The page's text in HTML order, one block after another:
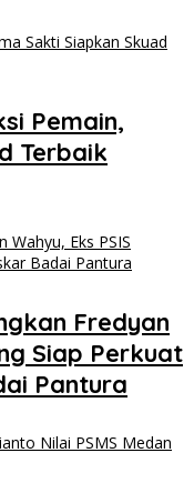
Pemain,
Terbaik
Fredyan
Siap Perkuat
Pantura